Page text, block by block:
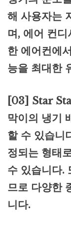
해 사용자는
며, 에어 컨
한 에어컨에
능을 최대한
[03] Star
막이의 냉기
할 수 있습니
정되는 형태
수 있습니다.
므로 다양한
니다.